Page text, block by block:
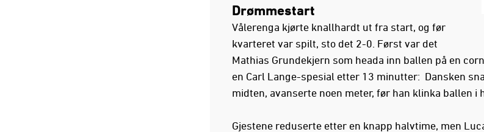
Drømmestart
Vålerenga kjørte knallhardt ut fra start, og før
kvarteret var spilt, sto det 2-0. Først var det
Mathias Grundekjern som heada inn ballen på en
en Carl Lange-spesial etter 13 minutter: Dansken
midten, avanserte noen meter, før han klinka ballen i
Gjestene reduserte etter en knapp halvtime, men